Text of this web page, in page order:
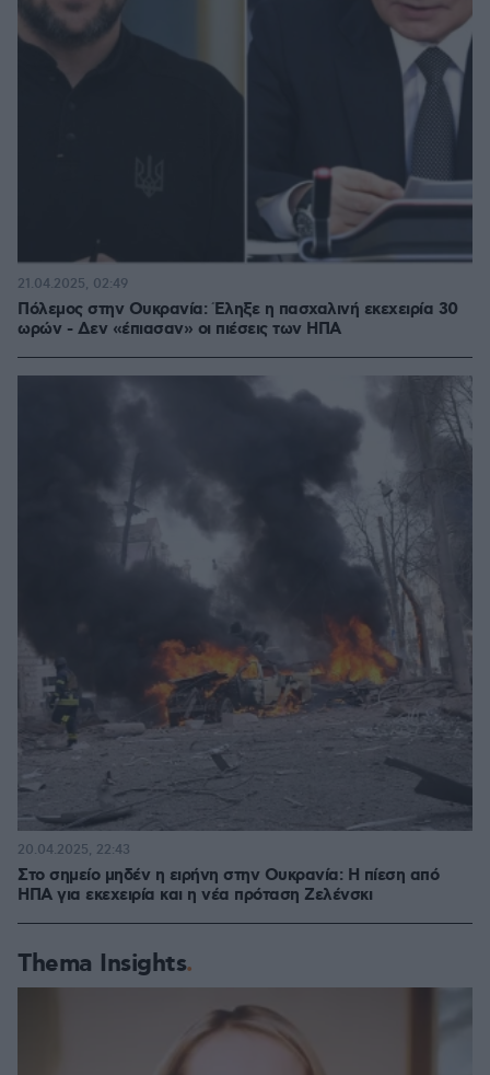
Πόλεμος στην Ουκρανία: Έληξε η πασχαλινή εκεχειρία 30
ωρών - Δεν «έπιασαν» οι πιέσεις των ΗΠΑ
21.04.2025, 02:49
Στο σημείο μηδέν η ειρήνη στην Ουκρανία: Η πίεση από
ΗΠΑ για εκεχειρία και η νέα πρόταση Ζελένσκι
20.04.2025, 22:43
Thema Insights